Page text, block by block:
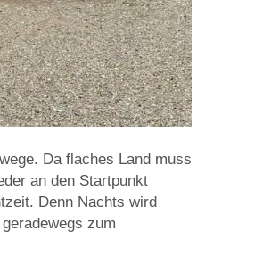
Da flaches Land muss
an den Startpunkt
Denn Nachts wird
zum